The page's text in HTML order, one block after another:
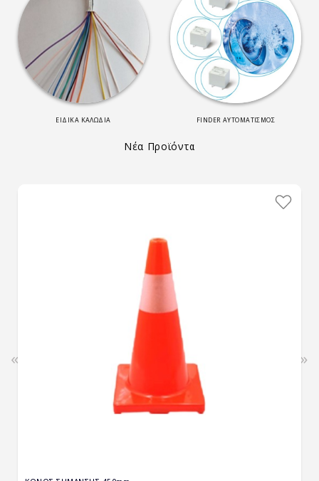
ΕΙΔΙΚΑ ΚΑΛΩΔΙΑ FINDER ΑΥΤΟΜΑΤΙΣΜΟΣ
Νέα Προϊόντα
« »